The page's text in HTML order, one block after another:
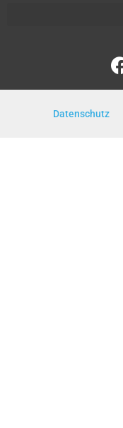
Datenschutz